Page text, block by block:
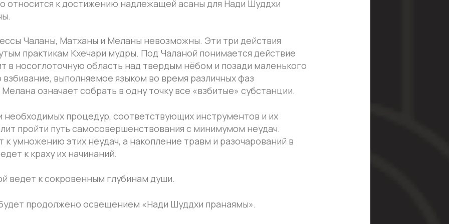
(Шандор Ремете).
к сокровенным глубинам души.
освещением «Нади Шуддхи пранаямы».